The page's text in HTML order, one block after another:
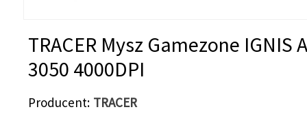
TRACER Mysz Gamezone IGNIS
3050 4000DPI
Producent TRACER